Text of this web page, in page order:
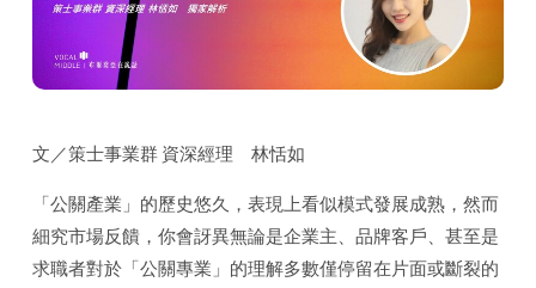
文／策士事業群 資深經理 林恬如
「公關產業」的歷史悠久，表現上看似模式發展成熟，然而
細究市場反饋，你會訝異無論是企業主、品牌客戶、甚至是
求職者對於「公關專業」的理解多數僅停留在片面或斷裂的